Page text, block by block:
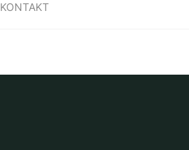
KONTAKT